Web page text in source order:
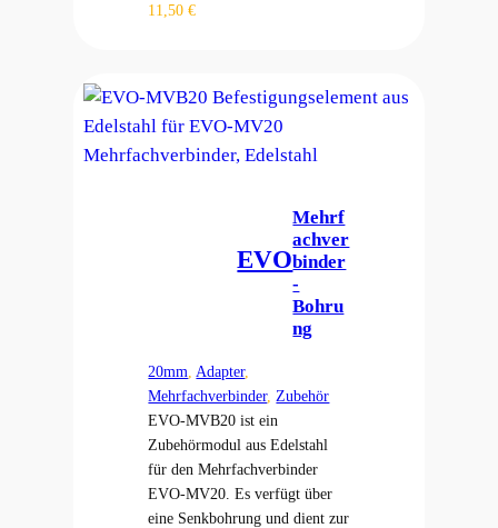
11,50€
EVO
Mehrf
achver
binder
-
Bohru
ng
20mm Adapter
Mehrfachverbinder, Zubehör
EVO-MVB20 ist ein
Zubehörmodul aus Edelstahl
für den Mehrfachverbinder
EVO-MV20. Es verfügt über
eine Senkbohrung und dient zur